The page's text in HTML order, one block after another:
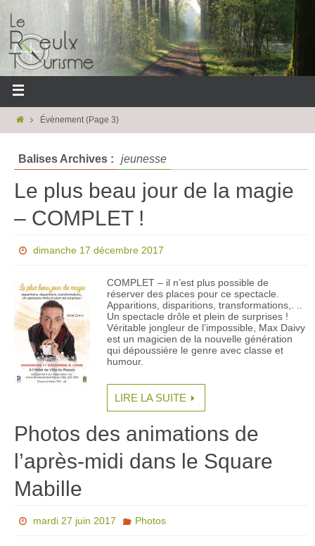
Évènement(Page 3)
Balises Archives : jeunesse
Le plus beau jour de la magie
– COMPLET !
dimanche 17 décembre 2017
COMPLET – il n’est plus possible de
réserver des places pour ce spectacle.
Apparitions, disparitions, transformations,. ..
Un spectacle drôle et plein de surprises !
Véritable jongleur de l’impossible, Max Daivy
est un magicien de la nouvelle génération
qui dépoussière le genre avec classe et
humour.
LIRE LA SUITE
Photos des animations de
l’après-midi dans le Square
Mabille
mardi 27 juin 2017 Photos